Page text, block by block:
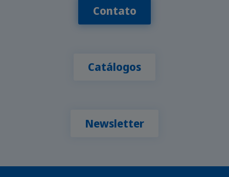
Contato
Catálogos
Newsletter